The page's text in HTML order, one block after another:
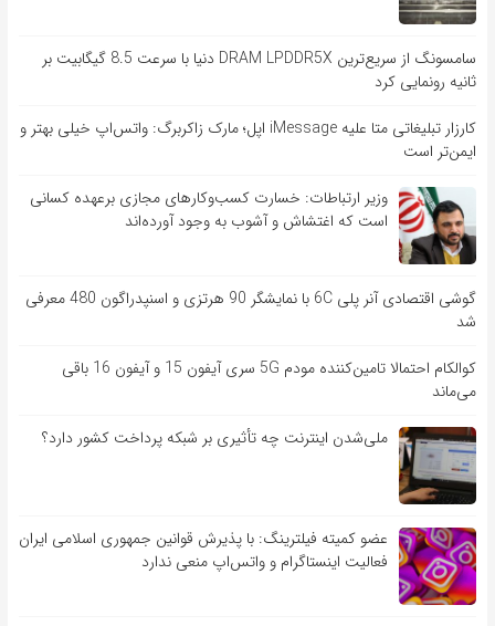
سامسونگ از سریع‌ترین DRAM LPDDR5X دنیا با سرعت 8.5 گیگابیت بر
ثانیه رونمایی کرد
کارزار تبلیغاتی متا علیه iMessage اپل؛ مارک زاکربرگ: واتس‌اپ خیلی بهتر و
ایمن‌تر است
وزیر ارتباطات: خسارت کسب‌وکارهای مجازی برعهده کسانی
است که اغتشاش و آشوب به وجود آورده‌اند
گوشی اقتصادی آنر پلی 6C با نمایشگر 90 هرتزی و اسنپدراگون 480 معرفی
شد
کوالکام احتمالا تامین‌کننده مودم 5G سری آیفون 15 و آیفون 16 باقی
می‌ماند
ملی‌شدن اینترنت چه تأثیری بر شبکه پرداخت کشور دارد؟
عضو کمیته فیلترینگ: با پذیرش قوانین جمهوری اسلامی ایران
فعالیت اینستاگرام و واتس‌اپ منعی ندارد